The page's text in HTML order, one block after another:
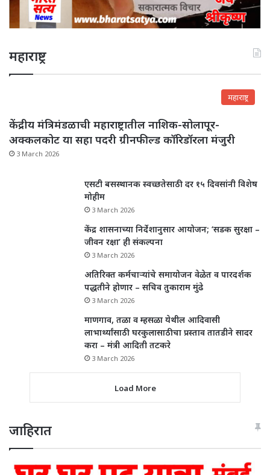
महाराष्ट्र
महाराष्ट्र
केंद्रीय मंत्रिमंडळाची महाराष्ट्रातील नाशिक-सोलापूर-
अक्कलकोट या सहा पदरी ग्रीनफील्ड कॉरिडॉरला मंजुरी
3 March 2026
एसटी बसस्थानक स्वच्छतेसाठी दर १५ दिवसांनी विशेष
मोहीम
3 March 2026
केंद्र शासनाच्या निर्देशानुसार आयोजन; ‘सडक सुरक्षा –
जीवन रक्षा’ ही संकल्पना
3 March 2026
अतिरिक्त कर्मचाऱ्यांचे समायोजन वेळेत व पारदर्शक
पद्धतीने होणार – सचिव तुकाराम मुंढे
3 March 2026
माणगाव, तळा व म्हसळा येथील आदिवासी
लाभार्थ्यांसाठी घरकुलासाठीचा प्रस्ताव तातडीने सादर
करा – मंत्री आदिती तटकरे
3 March 2026
Load More
जाहिरात